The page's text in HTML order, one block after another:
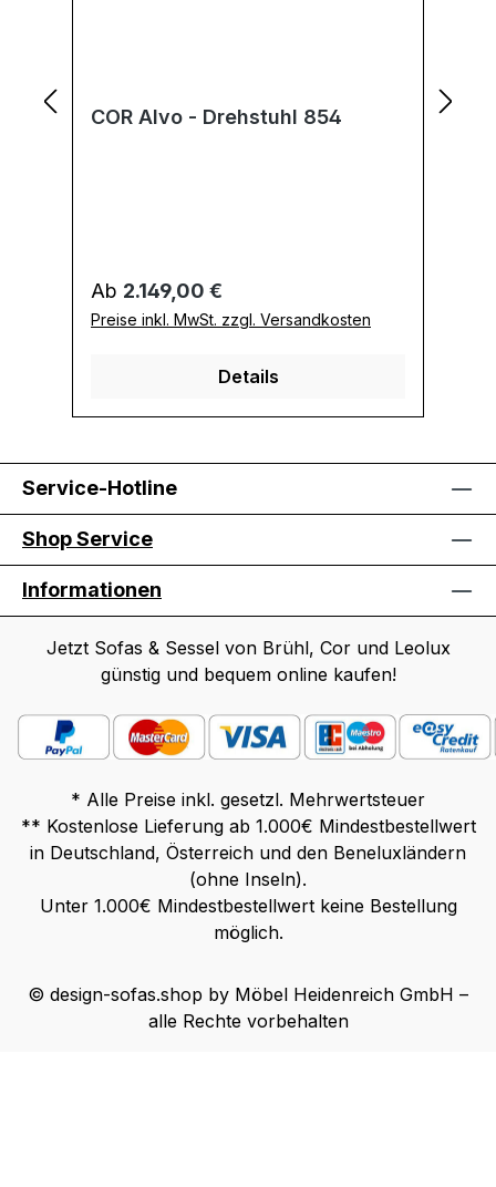
COR Alvo - Drehstuhl 854
Regulärer Preis:
Ab 2.149,00 €
Preise inkl. MwSt. zzgl. Versandkosten
Details
Service-Hotline
Shop Service
Informationen
Jetzt Sofas & Sessel von Brühl, Cor und Leolux
günstig und bequem online kaufen!
* Alle Preise inkl. gesetzl. Mehrwertsteuer
** Kostenlose Lieferung ab 1.000€ Mindestbestellwert
in Deutschland, Österreich und den Beneluxländern
(ohne Inseln).
Unter 1.000€ Mindestbestellwert keine Bestellung
möglich.
© design-sofas.shop by Möbel Heidenreich GmbH –
alle Rechte vorbehalten